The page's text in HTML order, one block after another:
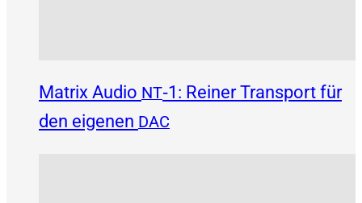
Matrix Audio NT‑1: Reiner Transport für
den eigenen DAC